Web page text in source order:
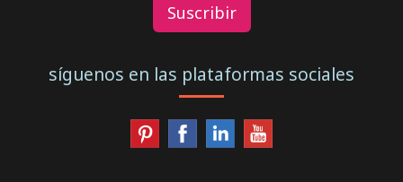
Suscribir
síguenos en las plataformas sociales